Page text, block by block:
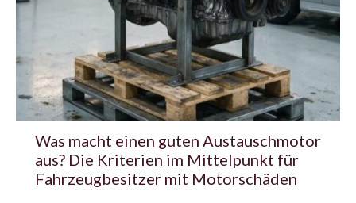
Was macht einen guten Austauschmotor
aus? Die Kriterien im Mittelpunkt für
Fahrzeugbesitzer mit Motorschäden